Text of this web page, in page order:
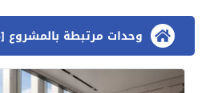
وحدات مرتبطة بالمشروع [3 وحدات]